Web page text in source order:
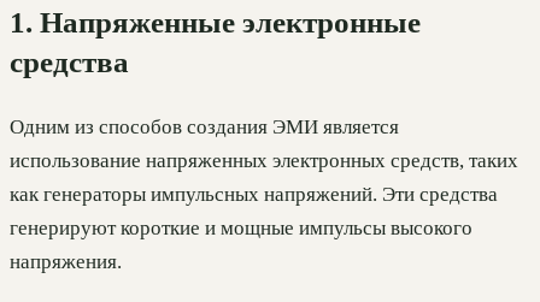
1. Напряженные электронные
средства
Одним из способов создания ЭМИ является
использование напряженных электронных средств, таких
как генераторы импульсных напряжений. Эти средства
генерируют короткие и мощные импульсы высокого
напряжения.